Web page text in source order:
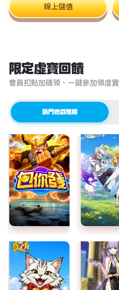
線上儲值
限定虛寶回饋
會員扣點加碼領、一鍵參加領虛寶
熱門遊戲推薦